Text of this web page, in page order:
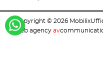
Copyright © 2026
web agency av